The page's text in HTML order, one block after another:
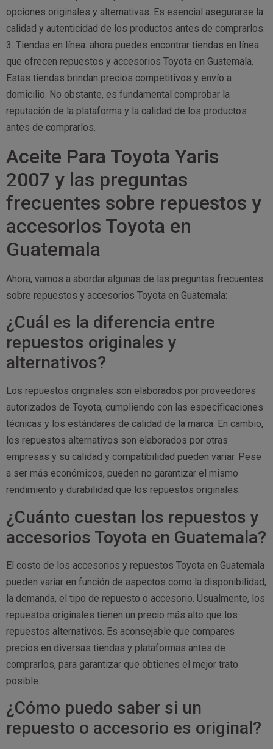
opciones originales y alternativas. Es esencial asegurarse la
calidad y autenticidad de los productos antes de comprarlos.
3. Tiendas en línea: ahora puedes encontrar tiendas en línea
que ofrecen repuestos y accesorios Toyota en Guatemala.
Estas tiendas brindan precios competitivos y envío a
domicilio. No obstante, es fundamental comprobar la
reputación de la plataforma y la calidad de los productos
antes de comprarlos.
Aceite Para Toyota Yaris
2007 y las preguntas
frecuentes sobre repuestos y
accesorios Toyota en
Guatemala
Ahora, vamos a abordar algunas de las preguntas frecuentes
sobre repuestos y accesorios Toyota en Guatemala:
¿Cuál es la diferencia entre
repuestos originales y
alternativos?
Los repuestos originales son elaborados por proveedores
autorizados de Toyota, cumpliendo con las especificaciones
técnicas y los estándares de calidad de la marca. En cambio,
los repuestos alternativos son elaborados por otras
empresas y su calidad y compatibilidad pueden variar. Pese
a ser más económicos, pueden no garantizar el mismo
rendimiento y durabilidad que los repuestos originales.
¿Cuánto cuestan los repuestos y
accesorios Toyota en Guatemala?
El costo de los accesorios y repuestos Toyota en Guatemala
pueden variar en función de aspectos como la disponibilidad,
la demanda, el tipo de repuesto o accesorio. Usualmente, los
repuestos originales tienen un precio más alto que los
repuestos alternativos. Es aconsejable que compares
precios en diversas tiendas y plataformas antes de
comprarlos, para garantizar que obtienes el mejor trato
posible.
¿Cómo puedo saber si un
repuesto o accesorio es original?